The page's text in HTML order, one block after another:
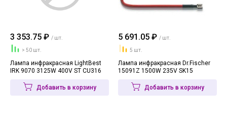
3 353.75 ₽ / шт.
> 50 шт.
Лампа инфракрасная LightBest
IRK 9070 3125W 400V ST CU316
Добавить в корзину
5 691.05 ₽ / шт.
5 шт.
Лампа инфракрасная Dr.Fischer
15091Z 1500W 235V SK15
Добавить в корзину